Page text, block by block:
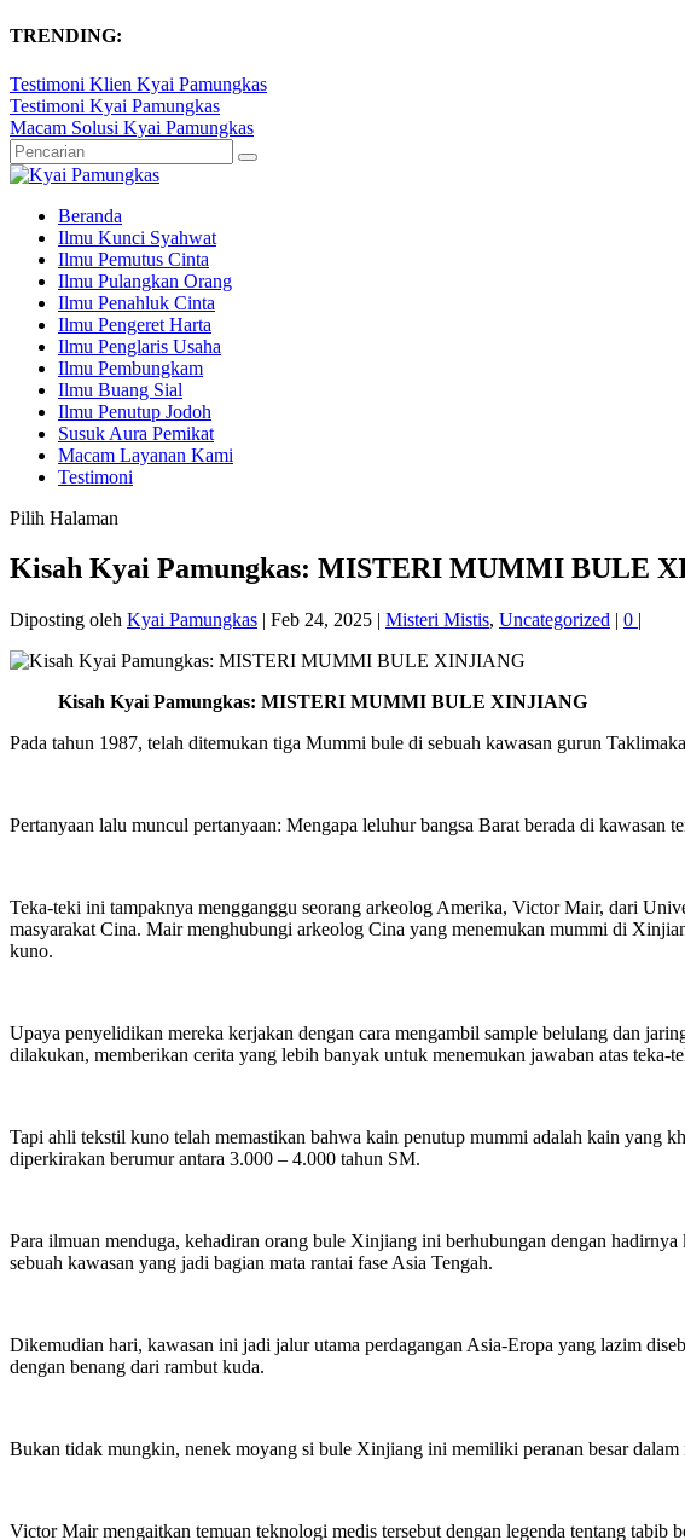
TRENDING:
Testimoni Klien Kyai Pamungkas
Testimoni Kyai Pamungkas
Macam Solusi Kyai Pamungkas
Beranda
Ilmu Kunci Syahwat
Ilmu Pemutus Cinta
Ilmu Pulangkan Orang
Ilmu Penahluk Cinta
Ilmu Pengeret Harta
Ilmu Penglaris Usaha
Ilmu Pembungkam
Ilmu Buang Sial
Ilmu Penutup Jodoh
Susuk Aura Pemikat
Macam Layanan Kami
Testimoni
Pilih Halaman
Kisah Kyai Pamungkas: MISTERI MUMMI BULE
Diposting oleh Kyai Pamungkas | Feb 24, 2025 | Misteri Mistis, Uncategorized | 0 |
Kisah Kyai Pamungkas: MISTERI MUMMI BULE XINJIANG
Pada tahun 1987, telah ditemukan tiga Mummi bule di sebuah kawasan gurun
Pertanyaan lalu muncul pertanyaan: Mengapa leluhur bangsa Barat berada di
Teka-teki ini tampaknya mengganggu seorang arkeolog Amerika, Victor Mair, dari
masyarakat Cina. Mair menghubungi arkeolog Cina yang menemukan mummi di
kuno.
Upaya penyelidikan mereka kerjakan dengan cara mengambil sample belulang dan
dilakukan, memberikan cerita yang lebih banyak untuk menemukan jawaban atas teka-
Tapi ahli tekstil kuno telah memastikan bahwa kain penutup mummi adalah kain yang
diperkirakan berumur antara 3.000 – 4.000 tahun SM.
Para ilmuan menduga, kehadiran orang bule Xinjiang ini berhubungan dengan
sebuah kawasan yang jadi bagian mata rantai fase Asia Tengah.
Dikemudian hari, kawasan ini jadi jalur utama perdagangan Asia-Eropa yang lazim
dengan benang dari rambut kuda.
Bukan tidak mungkin, nenek moyang si bule Xinjiang ini memiliki peranan besar
Victor Mair mengaitkan temuan teknologi medis tersebut dengan legenda tentang